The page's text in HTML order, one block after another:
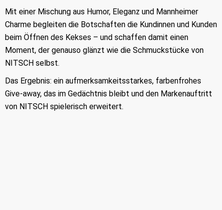
Mit einer Mischung aus Humor, Eleganz und Mannheimer
Charme begleiten die Botschaften die Kundinnen und Kunden
beim Öffnen des Kekses – und schaffen damit einen
Moment, der genauso glänzt wie die Schmuckstücke von
NITSCH selbst.
Das Ergebnis: ein aufmerksamkeitsstarkes, farbenfrohes
Give-away, das im Gedächtnis bleibt und den Markenauftritt
von NITSCH spielerisch erweitert.